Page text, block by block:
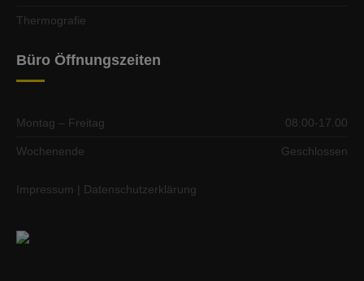
Thermografie
Büro Öffnungszeiten
Montag – Freitag 08:00-17.00
Wochenende Geschlossen
Impressum | Datenschutzerklärung